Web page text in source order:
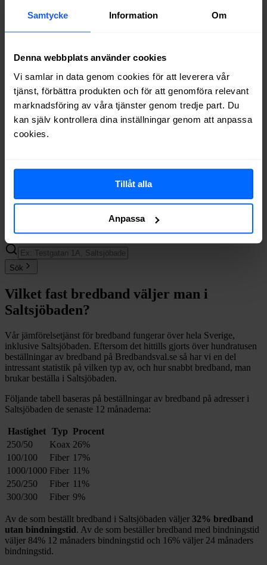
Samtycke Information Om
Denna webbplats använder cookies
Vi samlar in data genom cookies för att leverera vår
tjänst, förbättra produkten och för att genomföra relevant
marknadsföring av våra tjänster genom tredje part. Du
kan själv kontrollera dina inställningar genom att anpassa
cookies.
Tillåt alla
Anpassa
Fiber, Koax
63%
Bredband2
Fiber
62%
Fiber
Boxer
Fiber
58%
Ownit
Fiber
58%
Halebop
Fiber
38%
Internetport Fiber
36%
Trygg Surf
Glecom
Fiber
9%
Om du vill se exakt vilka internetleverantörer som erbjuder
Saltsjöbaden på
Sök
Vilket fast bredband väljer man i
Saltsjöbaden?
Vår jämförelsetjänst för bredband fungerar över hela Sverige,
inklusive Saltsjöbaden. Eftersom det hittills gjorts över hundratusen
beställningar av bredband på Bredbandsval.se så har vi en del
intressant statistik på vilken typ av, och hur snabbt bredband, man
brukar beställa i Saltsjöbaden.
Följande tabell baseras på beställningar av bredband på adresser i
Saltsjöbaden de senaste 12 månaderna:
Hastighet Typ Procent
250/50
Koax 26%
100/100
Fiber 17%
1000/1000 Fiber 11%
250/250
Fiber 11%
300/300
Fiber 9%
Av de som beställt bredband i Saltsjöbaden väljer 32% bredband
utan bindningstid. Av de som beställer bredband med bindningstid
väljer 84% 12 månaders bindningstid och 16% väljer 24 månaders
bindningstid.